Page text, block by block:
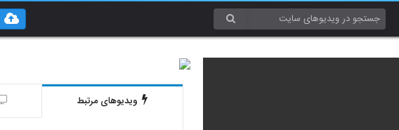
ویدیوهای مرتبط